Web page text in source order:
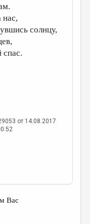
нас,
солнцу,
от 14.08.2017
Вас